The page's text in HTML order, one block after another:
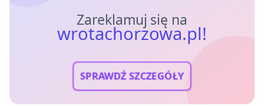
Zareklamuj się na
wrotachorzowa.pl!
SPRAWDŹ SZCZEGÓŁY